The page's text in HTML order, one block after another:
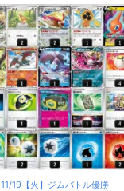
11/19【火】ジムバトル優勝